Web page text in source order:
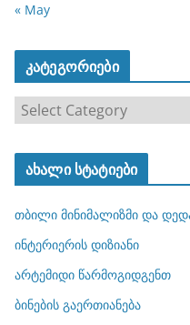
« May
კატეგორიები
ტ
ო
რ
ბ
ახალი სტატიები
თბილი მინიმალიზმი და
ინტერიერის დიზიანი
არტემიდი წარმოგიდგენთ
ბინების გაერთიანება